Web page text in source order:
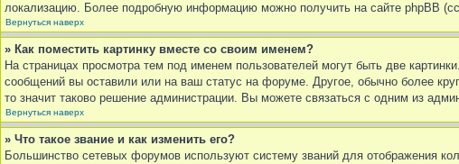
локализацию. Более подробную информацию можно получить на сайте phpBB
Вернуться наверх
» Как поместить картинку вместе со своим именем?
На страницах просмотра тем под именем пользователей могут быть две
сообщений вы оставили или на ваш статус на форуме. Другое, обычно более
то значит таково решение администрации. Вы можете связаться с одним из
Вернуться наверх
» Что такое звание и как изменить его?
Большинство сетевых форумов используют систему званий для отображения